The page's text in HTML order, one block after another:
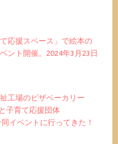
応援スペース」で絵本の
ント開催。2024年3月23日
工場のピザベーカリー
子育て応援団体
同イベントに行ってきた！